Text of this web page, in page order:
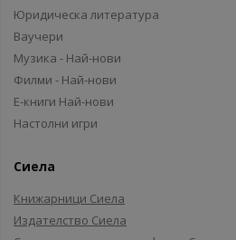
Юридическа литература
Ваучери
Музика - Най-нови
Филми - Най-нови
Е-книги Най-нови
Настолни игри
Сиела
Книжарници Сиела
Издателство Сиела